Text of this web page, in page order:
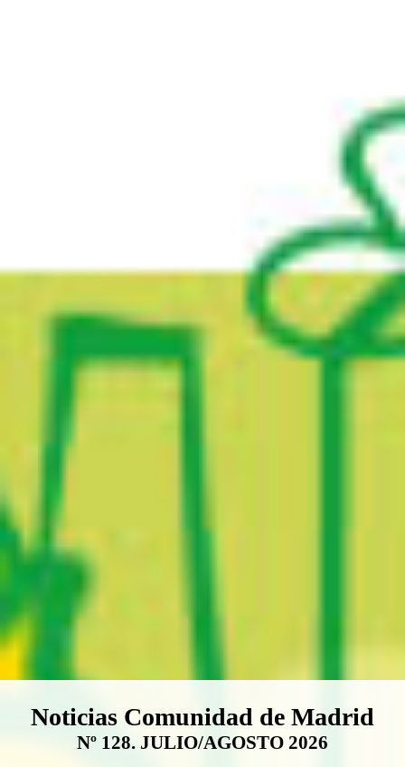
Boletín Noticias Comunidad de
Noticias Comunidad de Madrid
Nº 128. JULIO/AGOSTO 2026